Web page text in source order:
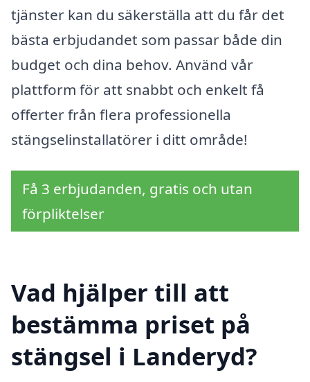
tjänster kan du säkerställa att du får det
bästa erbjudandet som passar både din
budget och dina behov. Använd vår
plattform för att snabbt och enkelt få
offerter från flera professionella
stängselinstallatörer i ditt område!
Få 3 erbjudanden, gratis och utan
förpliktelser
Vad hjälper till att
bestämma priset på
stängsel i Landeryd?